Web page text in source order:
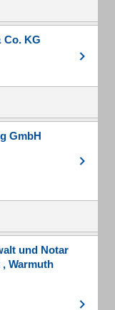
Co. KG
GmbH
und Notar
Warmuth